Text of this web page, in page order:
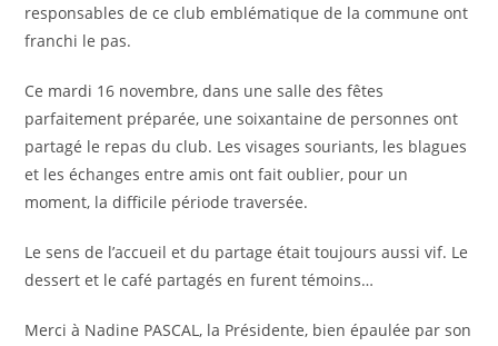
responsables de ce club emblématique de la commune ont
franchi le pas.
Ce mardi 16 novembre, dans une salle des fêtes
parfaitement préparée, une soixantaine de personnes ont
partagé le repas du club. Les visages souriants, les blagues
et les échanges entre amis ont fait oublier, pour un
moment, la difficile période traversée.
Le sens de l’accueil et du partage était toujours aussi vif. Le
dessert et le café partagés en furent témoins…
Merci à Nadine PASCAL, la Présidente, bien épaulée par son